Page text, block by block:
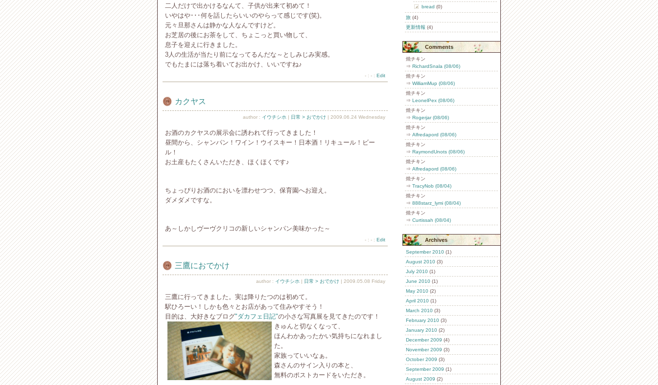
二人だけで出かけるなんて、子供が出来て初めて！
いやはや･･･何を話したらいいのやらって感じです(笑)。
元々旦那さんは静かな人なんですけど。
お芝居の後にお茶をして、ちょこっと買い物して、
息子を迎えに行きました。
3人の生活が当たり前になってるんだな～としみじみ実感。
でもたまには落ち着いてお出かけ、いいですね♪
- : - : Edit
カクヤス
author : イウチシホ | 日常 > おでかけ | 2009.06.24 Wednesday
お酒のカクヤスの展示会に誘われて行ってきました！
昼間から、シャンパン！ワイン！ウイスキー！日本酒！リキュール！ビー
ル！
お土産もたくさんいただき、ほくほくです♪
ちょっぴりお酒のにおいを漂わせつつ、保育園へお迎え。
ダメダメですな。
あ～しかしヴーヴクリコの新しいシャンパン美味かった～
- : - : Edit
三鷹におでかけ
author : イウチシホ | 日常 > おでかけ | 2009.05.08 Friday
三鷹に行ってきました。実は降りたつのは初めて。
駅ひろーい！しかも色々とお店があって住みやすそう！
目的は、大好きなブログ"ダカフェ日記"の小さな写真展を見てきたのです！
きゅんと切なくなって、
ほんわかあったかい気持ちになれまし
た。
家族っていいなぁ。
森さんのサイン入りの本と、
無料のポストカードをいただき。
bread (0)
旅 (4)
更新情報 (4)
Comments
焼チキン
⇒ RichardSnala (08/06)
焼チキン
⇒ WilliamMup (08/06)
焼チキン
⇒ LeonelPex (08/06)
焼チキン
⇒ Rogerjar (08/06)
焼チキン
⇒ Alfredapord (08/06)
焼チキン
⇒ RaymondUnots (08/06)
焼チキン
⇒ Alfredapord (08/06)
焼チキン
⇒ TracyNob (08/04)
焼チキン
⇒ 888starz_lymi (08/04)
焼チキン
⇒ Curtissah (08/04)
Archives
September 2010 (1)
August 2010 (3)
July 2010 (1)
June 2010 (1)
May 2010 (2)
April 2010 (1)
March 2010 (3)
February 2010 (3)
January 2010 (2)
December 2009 (4)
November 2009 (3)
October 2009 (3)
September 2009 (1)
August 2009 (2)